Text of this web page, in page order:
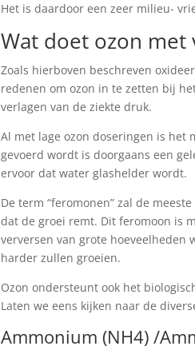
Het is daardoor een zeer milieu-
Wat doet ozon met
Zoals hierboven beschreven
redenen om ozon in te zetten bij
verlagen van de ziekte druk.
Al met lage ozon doseringen is het
gevoerd wordt is doorgaans een
ervoor dat water glashelder wordt.
De term “feromonen” zal de
dat de groei remt. Dit feromoon is
verversen van grote hoeveelheden
harder zullen groeien.
Ozon ondersteunt ook het
Laten we eens kijken naar de
Ammonium (NH4) /